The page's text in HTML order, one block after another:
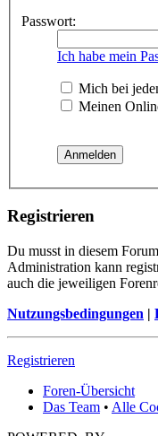
Passwort:
Ich habe mein
Mich bei
Meinen
Registrieren
Du musst in diesem
Administration kann
auch die jeweiligen
Nutzungsbedingungen |
Registrieren
Foren-Übersicht
Das Team • Alle